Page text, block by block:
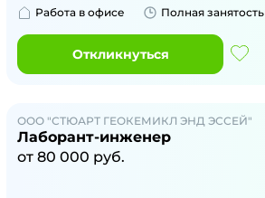
Работа в офисе
Полная занятость
Откликнуться
ООО "СТЮАРТ ГЕОКЕМИКЛ ЭНД ЭССЕЙ"
Лаборант-инженер
от80 000 руб.